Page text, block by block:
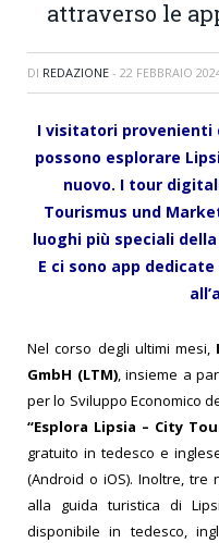
attraverso le
DI REDAZIONE - 22 FEBBRAIO
I visitatori provenienti
possono esplorare
nuovo. I tour
Tourismus und
luoghi più speciali
E ci sono app
Nel corso degli ultimi mesi,
GmbH (LTM), insieme a
per lo Sviluppo Economico
“Esplora Lipsia – City
gratuito in tedesco e
(Android o iOS). Inoltre, tre
alla guida turistica di
disponibile in tedesco,